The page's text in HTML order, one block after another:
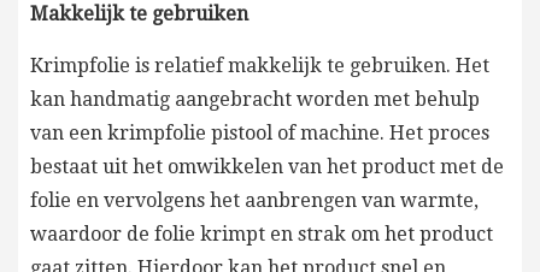
Makkelijk te gebruiken
Krimpfolie is relatief makkelijk te gebruiken. Het
kan handmatig aangebracht worden met behulp
van een krimpfolie pistool of machine. Het proces
bestaat uit het omwikkelen van het product met de
folie en vervolgens het aanbrengen van warmte,
waardoor de folie krimpt en strak om het product